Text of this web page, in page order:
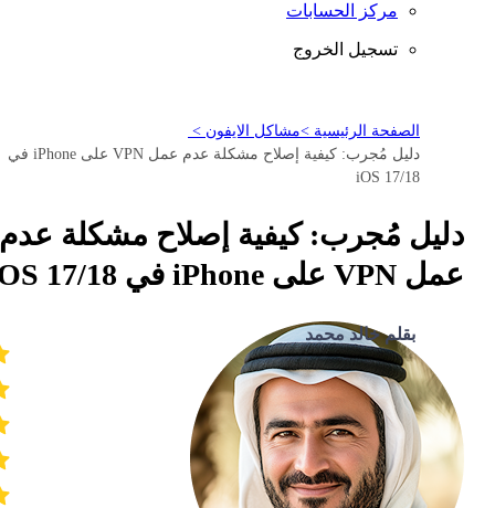
مركز الحسابات
تسجيل الخروج
الصفحة الرئيسية >مشاكل الايفون >
دليل مُجرب: كيفية إصلاح مشكلة عدم عمل VPN على iPhone في
iOS 17/18
دليل مُجرب: كيفية إصلاح مشكلة عدم
عمل VPN على iPhone في iOS 17/18
بقلم خالد محمد